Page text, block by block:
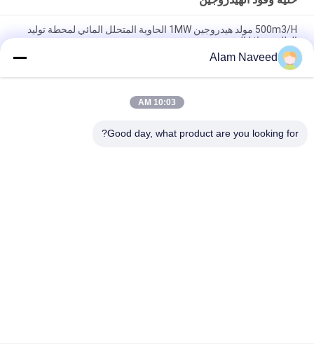
500m3/H مولد هيدروجين 1MW الحاوية المتحلل المائي لمحطة توليد
الطاقة بخلايا الوقود
الهيدروجين 99.99٪
Alam Naveed
10:03 AM
Good day, what product are you looking for?